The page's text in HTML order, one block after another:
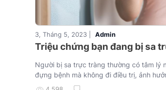
3, Tháng 5, 2023 | Admin
Triệu chứng bạn đang bị sa
Người bị sa trực tràng thường có tâm lý
đựng bệnh mà không đi điều trị, ảnh